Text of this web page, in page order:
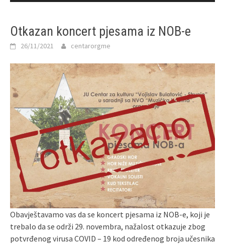
Otkazan koncert pjesama iz NOB-e
26/11/2021 centarorgme
Obavještavamo vas da se koncert pjesama iz NOB-e, koji je
trebalo da se održi 29. novembra, nažalost otkazuje zbog
potvrđenog virusa COVID – 19 kod određenog broja učesnika